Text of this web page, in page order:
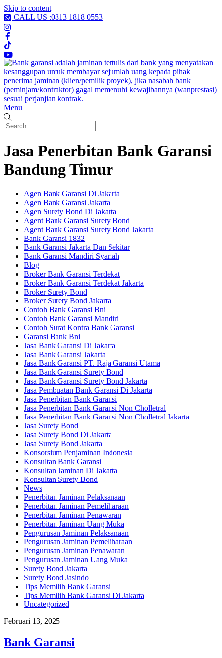
Skip to content
CALL US :0813 1818 0553
Menu
Jasa Penerbitan Bank Garansi
Bandung Timur
Agen Bank Garansi Di Jakarta
Agen Bank Garansi Jakarta
Agen Surety Bond Di Jakarta
Agent Bank Garansi Surety Bond
Agent Bank Garansi Surety Bond Jakarta
Bank Garansi 1832
Bank Garansi Jakarta Dan Sekitar
Bank Garansi Mandiri Syariah
Blog
Broker Bank Garansi Terdekat
Broker Bank Garansi Terdekat Jakarta
Broker Surety Bond
Broker Surety Bond Jakarta
Contoh Bank Garansi Bni
Contoh Bank Garansi Mandiri
Contoh Surat Kontra Bank Garansi
Garansi Bank Bni
Jasa Bank Garansi Di Jakarta
Jasa Bank Garansi Jakarta
Jasa Bank Garansi PT. Raja Garansi Utama
Jasa Bank Garansi Surety Bond
Jasa Bank Garansi Surety Bond Jakarta
Jasa Pembuatan Bank Garansi Di Jakarta
Jasa Penerbitan Bank Garansi
Jasa Penerbitan Bank Garansi Non Cholletral
Jasa Penerbitan Bank Garansi Non Cholletral Jakarta
Jasa Surety Bond
Jasa Surety Bond Di Jakarta
Jasa Surety Bond Jakarta
Konsorsium Penjaminan Indonesia
Konsultan Bank Garansi
Konsultan Jaminan Di Jakarta
Konsultan Surety Bond
News
Penerbitan Jaminan Pelaksanaan
Penerbitan Jaminan Pemeliharaan
Penerbitan Jaminan Penawaran
Penerbitan Jaminan Uang Muka
Pengurusan Jaminan Pelaksanaan
Pengurusan Jaminan Pemeliharaan
Pengurusan Jaminan Penawaran
Pengurusan Jaminan Uang Muka
Surety Bond Jakarta
Surety Bond Jasindo
Tips Memilih Bank Garansi
Tips Memilih Bank Garansi Di Jakarta
Uncategorized
Februari 13, 2025
Bank Garansi